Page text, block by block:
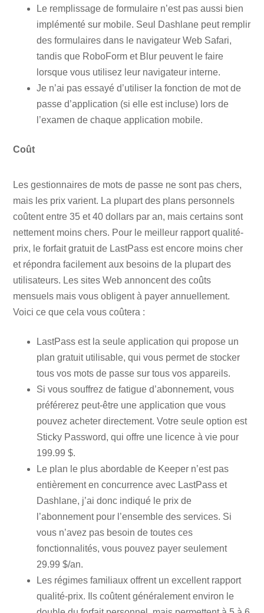
Le remplissage de formulaire n’est pas aussi bien
implémenté sur mobile. Seul Dashlane peut remplir
des formulaires dans le navigateur Web Safari,
tandis que RoboForm et Blur peuvent le faire
lorsque vous utilisez leur navigateur interne.
Je n’ai pas essayé d’utiliser la fonction de mot de
passe d’application (si elle est incluse) lors de
l’examen de chaque application mobile.
Coût
Les gestionnaires de mots de passe ne sont pas chers,
mais les prix varient. La plupart des plans personnels
coûtent entre 35 et 40 dollars par an, mais certains sont
nettement moins chers. Pour le meilleur rapport qualité-
prix, le forfait gratuit de LastPass est encore moins cher
et répondra facilement aux besoins de la plupart des
utilisateurs. Les sites Web annoncent des coûts
mensuels mais vous obligent à payer annuellement.
Voici ce que cela vous coûtera :
LastPass est la seule application qui propose un
plan gratuit utilisable, qui vous permet de stocker
tous vos mots de passe sur tous vos appareils.
Si vous souffrez de fatigue d’abonnement, vous
préférerez peut-être une application que vous
pouvez acheter directement. Votre seule option est
Sticky Password, qui offre une licence à vie pour
199.99 $.
Le plan le plus abordable de Keeper n’est pas
entièrement en concurrence avec LastPass et
Dashlane, j’ai donc indiqué le prix de
l’abonnement pour l’ensemble des services. Si
vous n’avez pas besoin de toutes ces
fonctionnalités, vous pouvez payer seulement
29.99 $/an.
Les régimes familiaux offrent un excellent rapport
qualité-prix. Ils coûtent généralement environ le